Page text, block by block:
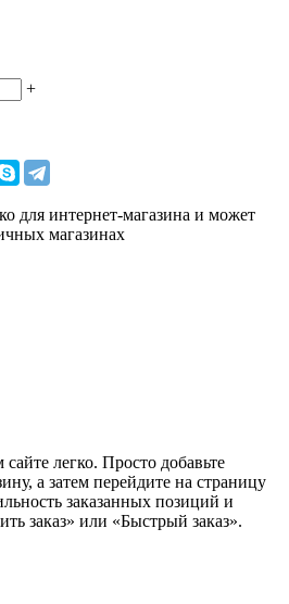
+
для интернет-магазина и может
магазинах
легко. Просто добавьте
а затем перейдите на страницу
заказанных позиций и
заказ» или «Быстрый заказ».